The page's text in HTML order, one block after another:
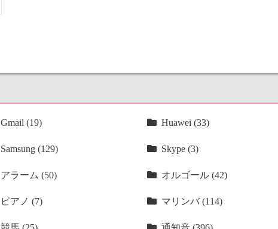
Gmail (19) Huawei (33)
Samsung (129) Skype (3)
アラーム (50) オルゴール (42)
ピアノ (7) マリンバ (114)